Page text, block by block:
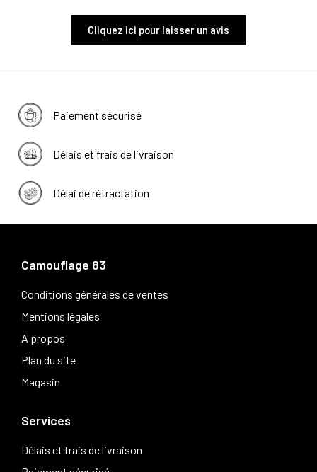
Cliquez ici pour laisser un avis
Paiement sécurisé
Délais et frais de livraison
Délai de rétractation
Camouflage 83
Conditions générales de ventes
Mentions légales
A propos
Plan du site
Magasin
Services
Délais et frais de livraison